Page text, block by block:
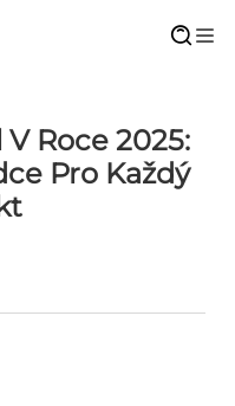
Roce 2025:
Pro Každý